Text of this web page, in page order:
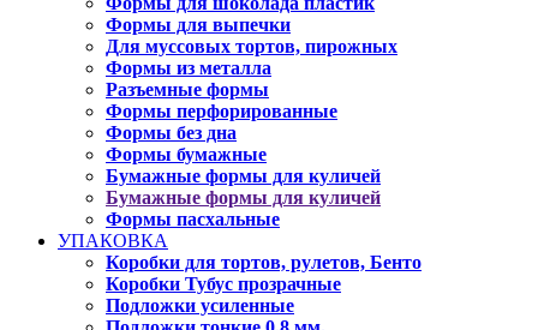
Формы для выпечки
Для муссовых тортов, пирожных
Формы из металла
Разъемные формы
Формы перфорированные
Формы без дна
Формы бумажные
Бумажные формы для куличей
Бумажные формы для куличей
Формы пасхальные
УПАКОВКА
Коробки для тортов, рулетов, Бенто
Коробки Тубус прозрачные
Подложки усиленные